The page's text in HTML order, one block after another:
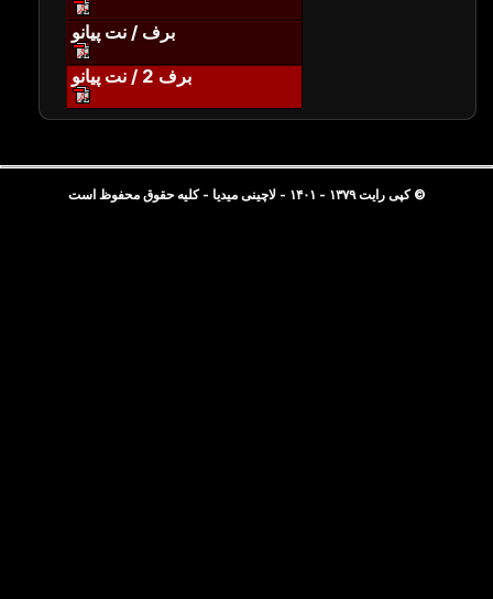
برف / نت پیانو
برف 2 / نت پیانو
© کپی رایت ۱۳۷۹ - ۱۴۰۱ - لاچینی میدیا - کلیه حقوق محفوظ است